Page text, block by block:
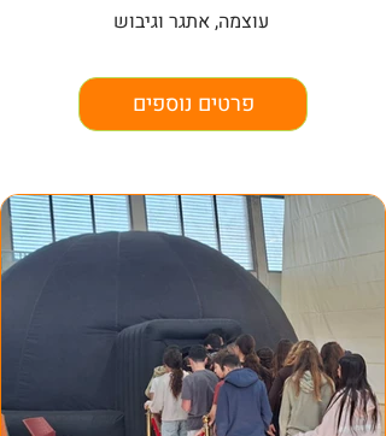
פרטים נוספים